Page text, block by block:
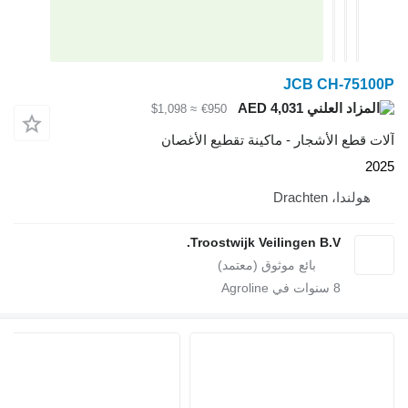
JCB
AED 4,031
€950
≈ $1,098
- ماكينة تقطيع الأغصان
Troostwijk Veilingen
سنوات في Agroline